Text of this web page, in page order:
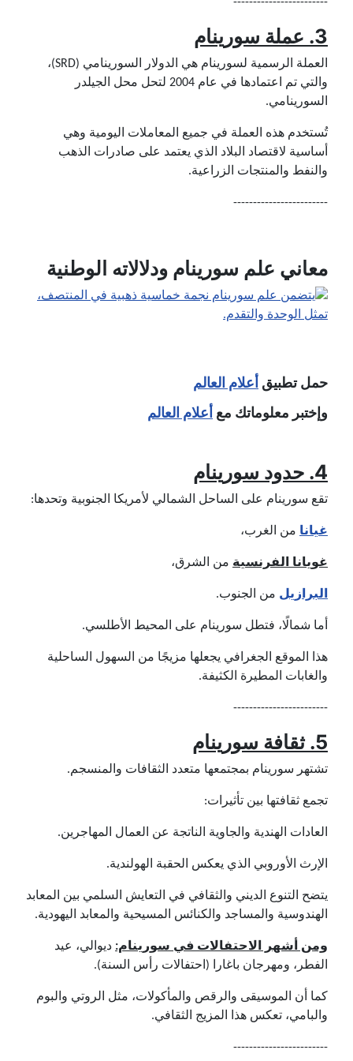
3. عملة سورينام
العملة الرسمية لسورينام هي الدولار السورينامي (SRD)،
والتي تم اعتمادها في عام 2004 لتحل محل الجيلدر
السورينامي.
تُستخدم هذه العملة في جميع المعاملات اليومية وهي
أساسية لاقتصاد البلاد الذي يعتمد على صادرات الذهب
والنفط والمنتجات الزراعية.
------------------------
معاني علم سورينام ودلالاته الوطنية
حمل تطبيق أعلام العالم
وإختبر معلوماتك مع أعلام العالم
4. حدود سورينام
تقع سورينام على الساحل الشمالي لأمريكا الجنوبية وتحدها:
غيانا من الغرب،
غويانا الفرنسية من الشرق،
البرازيل من الجنوب.
أما شمالًا، فتطل سورينام على المحيط الأطلسي.
هذا الموقع الجغرافي يجعلها مزيجًا من السهول الساحلية
والغابات المطيرة الكثيفة.
------------------------
5. ثقافة سورينام
تشتهر سورينام بمجتمعها متعدد الثقافات والمنسجم.
تجمع ثقافتها بين تأثيرات:
العادات الهندية والجاوية الناتجة عن العمال المهاجرين.
الإرث الأوروبي الذي يعكس الحقبة الهولندية.
يتضح التنوع الديني والثقافي في التعايش السلمي بين المعابد
الهندوسية والمساجد والكنائس المسيحية والمعابد اليهودية.
ومن أشهر الاحتفالات في سورينام: ديوالي، عيد
الفطر، ومهرجان باغارا (احتفالات رأس السنة).
كما أن الموسيقى والرقص والمأكولات، مثل الروتي والبوم
والبامي، تعكس هذا المزيج الثقافي.
------------------------